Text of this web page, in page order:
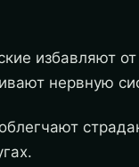
избавляют
нервную